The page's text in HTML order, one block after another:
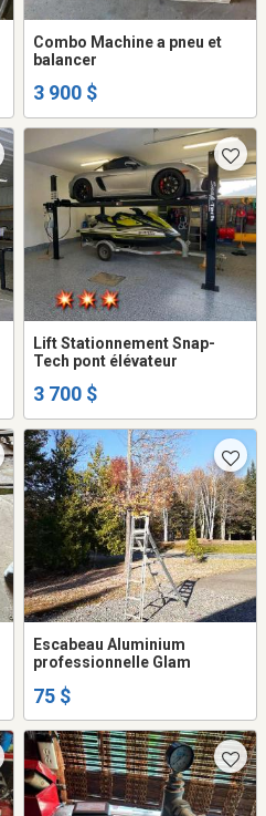
Combo Machine a pneu et
balancer
3 900 $
Lift Stationnement Snap-
Tech pont élévateur
3 700 $
Escabeau Aluminium
professionnelle Glam
75 $